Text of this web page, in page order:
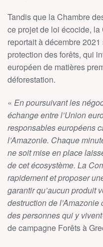
Tandis que la Chambre
ce projet de loi écocide,
reportait à décembre
protection des forêts, qui
européen de matières
déforestation.
« En poursuivant les
échange entre l’Union
responsables européens
l’Amazonie. Chaque
ne soit mise en place
de cet écosystème. La
rapidement et proposer
garantir qu’aucun produit
destruction de
des personnes qui y vivent
de campagne Forêts à